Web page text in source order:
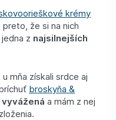
krémy
že si na nich
z najsilnejších
mňa získali srdce aj
broskyňa &
a mám z nej